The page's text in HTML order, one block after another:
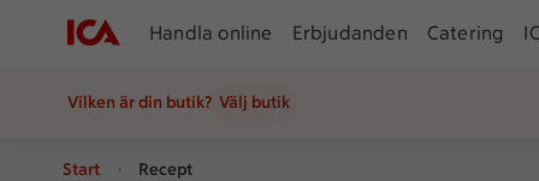
Handla online Erbjudanden Catering
Vilken är din butik? Välj butik
Start Recept